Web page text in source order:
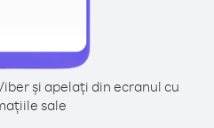
și apelați din ecranul cu
sale